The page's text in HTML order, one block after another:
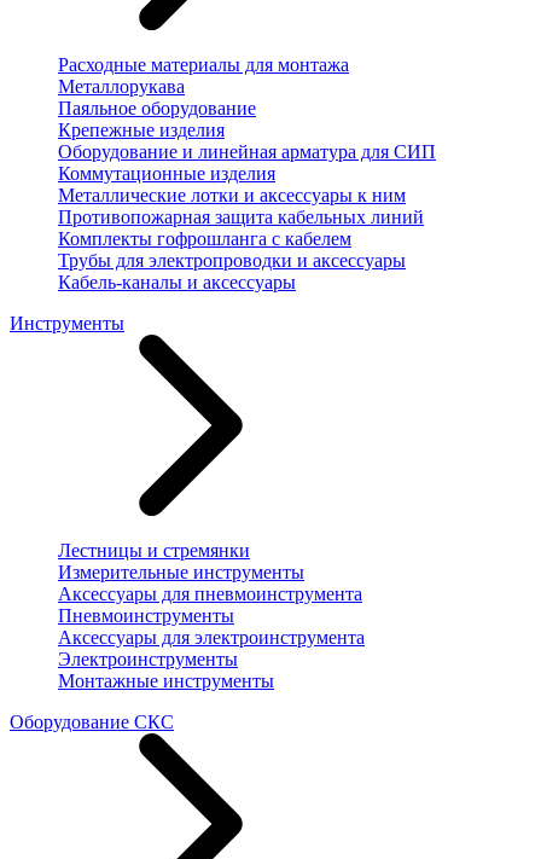
Расходные материалы для монтажа
Металлорукава
Паяльное оборудование
Крепежные изделия
Оборудование и линейная арматура для СИП
Коммутационные изделия
Металлические лотки и аксессуары к ним
Противопожарная защита кабельных линий
Комплекты гофрошланга с кабелем
Трубы для электропроводки и аксессуары
Кабель-каналы и аксессуары
Инструменты
Лестницы и стремянки
Измерительные инструменты
Аксессуары для пневмоинструмента
Пневмоинструменты
Аксессуары для электроинструмента
Электроинструменты
Монтажные инструменты
Оборудование СКС